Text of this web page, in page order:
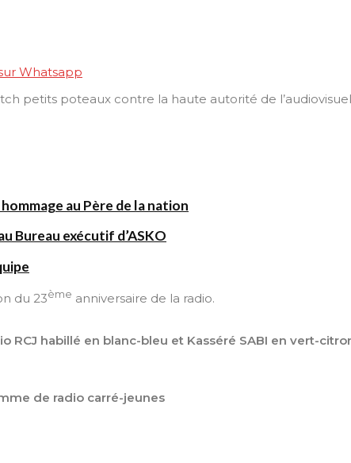
Whatsapp
petits poteaux contre la haute autorité de
au Père de la nation
Bureau exécutif d’ASKO
du 23ème anniversaire de la radio.
RCJ habillé en blanc-bleu et Kasséré SABI en vert-
de radio carré-jeunes